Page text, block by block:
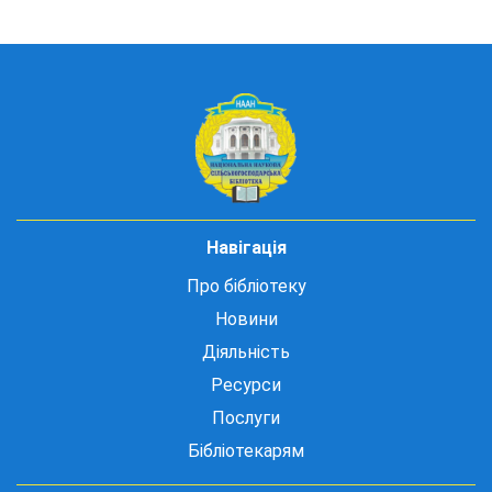
Навігація
Про бібліотеку
Новини
Діяльність
Ресурси
Послуги
Бібліотекарям